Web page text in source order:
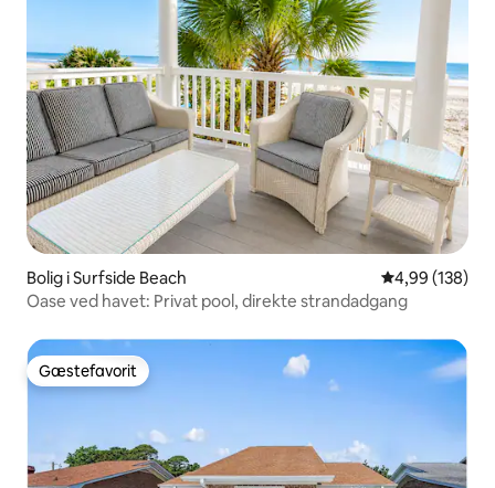
Bolig i Surfside Beach 4,99 ud af 5 i
4,99 (138)
Oase ved havet: Privat pool, direkte strandadgang
Gæstefavorit
Gæstefavorit